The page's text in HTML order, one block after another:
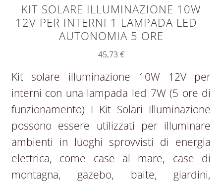
KIT SOLARE ILLUMINAZIONE 10W
12V PER INTERNI 1 LAMPADA LED –
AUTONOMIA 5 ORE
45,73€
Kit solare illuminazione 10W 12V per
interni con una lampada led 7W (5 ore di
funzionamento) I Kit Solari Illuminazione
possono essere utilizzati per illuminare
ambienti in luoghi sprovvisti di energia
elettrica, come case al mare, case di
montagna, gazebo, baite, giardini,